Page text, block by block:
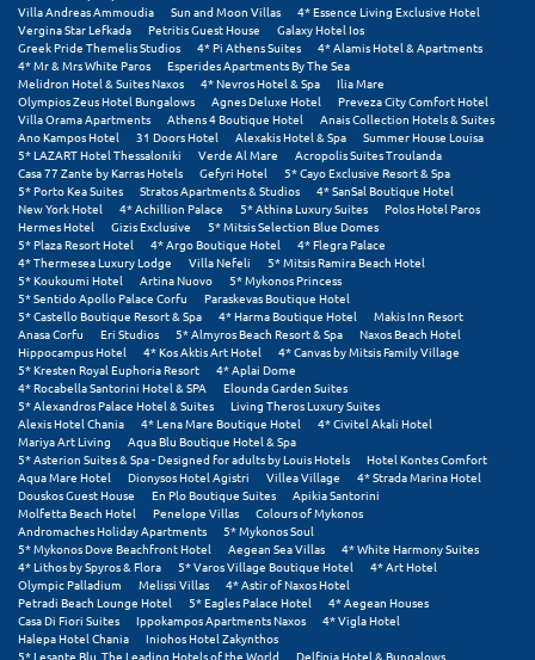
Π
Πάλαιρος
Παξοί
Παραλία Κατερίνης
Παραλία Λιτοχώρου
Παράλιο Άστρος
Πάργα
Παρνασσός
Πάρος
Πάτμος
Πάτρα
Παύλιανη
Πειραιάς
Πελοπόννησος
Villa Andreas Ammoudia
Sun and Moon Villas
4* Essence Living Exclusive Hotel
Vergina Star Lefkada
Petritis Guest House
Galaxy Hotel Ios
Greek Pride Themelis Studios
4* Pi Athens Suites
4* Alamis Hotel & Apartments
4* Mr & Mrs White Paros
Esperides Apartments By The Sea
Melidron Hotel & Suites Naxos
4* Nevros Hotel & Spa
Ilia Mare
Olympios Zeus Hotel Bungalows
Agnes Deluxe Hotel
Preveza City Comfort Hotel
Villa Orama Apartments
Athens 4 Boutique Hotel
Anais Collection Hotels & Suites
Ano Kampos Hotel
31 Doors Hotel Alexakis Hotel & Spa
Summer House Louisa
5* LAZART Hotel Thessaloniki
Verde Al Mare
Acropolis Suites Troulanda
Casa 77 Zante by Karras Hotels
Gefyri Hotel
5* Cayo Exclusive Resort & Spa
5* Porto Kea Suites
Stratos Apartments & Studios
4* SanSal Boutique Hotel
New York Hotel
4* Achillion Palace 5* Athina Luxury Suites
Polos Hotel Paros
Hermes Hotel
Gizis Exclusive
5* Mitsis Selection Blue Domes
5* Plaza Resort Hotel
4* Argo Boutique Hotel
4* Flegra Palace
4* Thermesea Luxury Lodge
Villa Nefeli
5* Mitsis Ramira Beach Hotel
5* Koukoumi Hotel
Artina Nuovo
5* Mykonos Princess
5* Sentido Apollo Palace Corfu
Paraskevas Boutique Hotel
5* Castello Boutique Resort & Spa
4* Harma Boutique Hotel
Makis Inn Resort
Anasa Corfu
Eri Studios 5* Almyros Beach Resort & Spa
Naxos Beach Hotel
Hippocampus Hotel
4* Kos Aktis Art Hotel
4* Canvas by Mitsis Family Village
5* Kresten Royal Euphoria Resort
4* Aplai Dome
4* Rocabella Santorini Hotel & SPA
Elounda Garden Suites
5* Alexandros Palace Hotel & Suites
Living Theros Luxury Suites
Alexis Hotel Chania
4* Lena Mare Boutique Hotel
4* Civitel Akali Hotel
Mariya Art Living
Aqua Blu Boutique Hotel & Spa
5* Asterion Suites & Spa - Designed for adults by Louis Hotels
Hotel Kontes Comfort
Aqua Mare Hotel
Dionysos Hotel Agistri Villea Village
4* Strada Marina Hotel
Douskos Guest House
En Plo Boutique Suites
Apikia Santorini
Molfetta Beach Hotel
Penelope Villas
Colours of Mykonos
Andromaches Holiday Apartments
5* Mykonos Soul
5* Mykonos Dove Beachfront Hotel
Aegean Sea Villas
4* White Harmony Suites
4* Lithos by Spyros & Flora
5* Varos Village Boutique Hotel
4* Art Hotel
Olympic Palladium
Melissi Villas
4* Astir of Naxos Hotel
Petradi Beach Lounge Hotel
5* Eagles Palace Hotel
4* Aegean Houses
Casa Di Fiori Suites
Ippokampos Apartments Naxos
4* Vigla Hotel
Halepa Hotel Chania
Iniohos Hotel Zakynthos
5* Lesante Blu, The Leading Hotels of the World
Delfinia Hotel & Bungalows